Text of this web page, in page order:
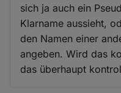
sich ja auch ein
Klarname aussieht,
den Namen einer
angeben. Wird das
das überhaupt